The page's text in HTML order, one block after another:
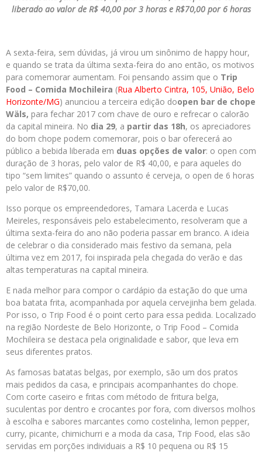
liberado ao valor de R$ 40,00 por 3 horas e R$70,00 por 6 horas
A sexta-feira, sem dúvidas, já virou um sinônimo de happy hour,
e quando se trata da última sexta-feira do ano então, os motivos
para comemorar aumentam. Foi pensando assim que o Trip
Food – Comida Mochileira (Rua Alberto Cintra, 105, União, Belo
Horizonte/MG) anunciou a terceira edição doopen bar de chope
Wäls, para fechar 2017 com chave de ouro e refrecar o calorão
da capital mineira. No dia 29, a partir das 18h, os apreciadores
do bom chope podem comemorar, pois o bar oferecerá ao
público a bebida liberada em duas opções de valor: o open com
duração de 3 horas, pelo valor de R$ 40,00, e para aqueles do
tipo “sem limites” quando o assunto é cerveja, o open de 6 horas
pelo valor de R$70,00.
Isso porque os empreendedores, Tamara Lacerda e Lucas
Meireles, responsáveis pelo estabelecimento, resolveram que a
última sexta-feira do ano não poderia passar em branco. A ideia
de celebrar o dia considerado mais festivo da semana, pela
última vez em 2017, foi inspirada pela chegada do verão e das
altas temperaturas na capital mineira.
E nada melhor para compor o cardápio da estação do que uma
boa batata frita, acompanhada por aquela cervejinha bem gelada.
Por isso, o Trip Food é o point certo para essa pedida. Localizado
na região Nordeste de Belo Horizonte, o Trip Food – Comida
Mochileira se destaca pela originalidade e sabor, que leva em
seus diferentes pratos.
As famosas batatas belgas, por exemplo, são um dos pratos
mais pedidos da casa, e principais acompanhantes do chope.
Com corte caseiro e fritas com método de fritura belga,
suculentas por dentro e crocantes por fora, com diversos molhos
à escolha e sabores marcantes como costelinha, lemon pepper,
curry, picante, chimichurri e a moda da casa, Trip Food, elas são
servidas em porções individuais a R$ 10 pequena ou R$ 15